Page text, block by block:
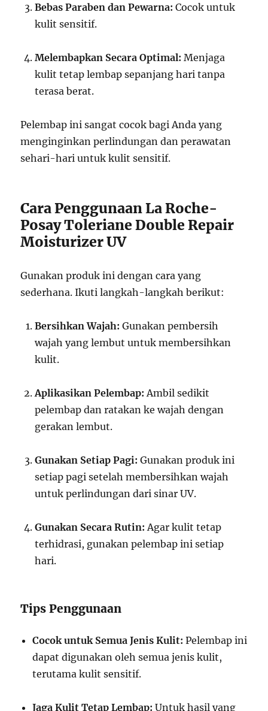
Bebas Paraben dan Pewarna: Cocok untuk
kulit sensitif.
Melembapkan Secara Optimal: Menjaga
kulit tetap lembap sepanjang hari tanpa
terasa berat.
Pelembap ini sangat cocok bagi Anda yang
menginginkan perlindungan dan perawatan
sehari-hari untuk kulit sensitif.
Cara Penggunaan La Roche-
Posay Toleriane Double Repair
Moisturizer UV
Gunakan produk ini dengan cara yang
sederhana. Ikuti langkah-langkah berikut:
Bersihkan Wajah: Gunakan pembersih
wajah yang lembut untuk membersihkan
kulit.
Aplikasikan Pelembap: Ambil sedikit
pelembap dan ratakan ke wajah dengan
gerakan lembut.
Gunakan Setiap Pagi: Gunakan produk ini
setiap pagi setelah membersihkan wajah
untuk perlindungan dari sinar UV.
Gunakan Secara Rutin: Agar kulit tetap
terhidrasi, gunakan pelembap ini setiap
hari.
Tips Penggunaan
Cocok untuk Semua Jenis Kulit: Pelembap ini
dapat digunakan oleh semua jenis kulit,
terutama kulit sensitif.
Jaga Kulit Tetap Lembap: Untuk hasil yang